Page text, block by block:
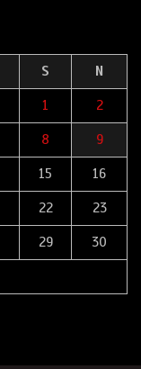
S N
1 2
8 9
15 16
22 23
29 30